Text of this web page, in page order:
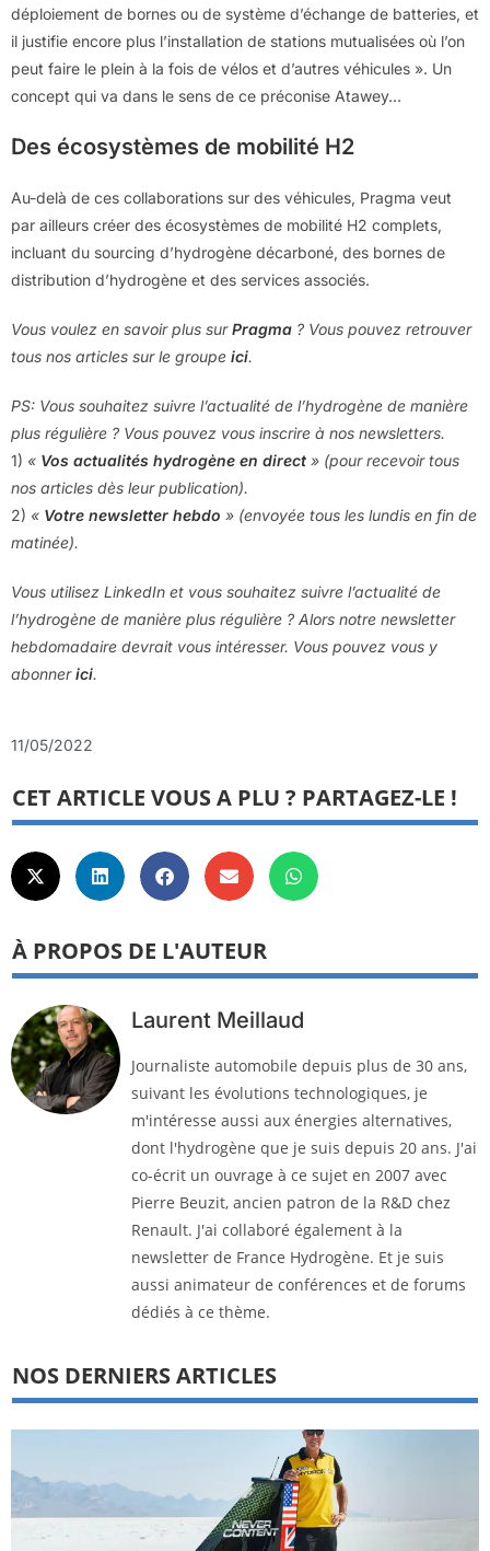
déploiement de bornes ou de système d’échange de batteries, et
il justifie encore plus l’installation de stations mutualisées où l’on
peut faire le plein à la fois de vélos et d’autres véhicules ». Un
concept qui va dans le sens de ce préconise Atawey…
Des écosystèmes de mobilité H2
Au-delà de ces collaborations sur des véhicules, Pragma veut
par ailleurs créer des écosystèmes de mobilité H2 complets,
incluant du sourcing d’hydrogène décarboné, des bornes de
distribution d’hydrogène et des services associés.
Vous voulez en savoir plus surPragma ? Vous pouvez retrouver
tous nos articles sur le groupe ici.
PS: Vous souhaitez suivre l’actualité de l’hydrogène de manière
plus régulière ? Vous pouvez vous inscrire à nos newsletters.
1) « Vos actualités hydrogène en direct » (pour recevoir tous
nos articles dès leur publication).
2) « Votre newsletter hebdo » (envoyée tous les lundis en fin de
matinée).
Vous utilisez LinkedIn et vous souhaitez suivre l’actualité de
l’hydrogène de manière plus régulière ? Alors notre newsletter
hebdomadaire devrait vous intéresser. Vous pouvez vous y
abonnerici.
11/05/2022
CET ARTICLE VOUS A PLU ? PARTAGEZ-LE !
À PROPOS DE L'AUTEUR
Laurent Meillaud
Journaliste automobile depuis plus de 30 ans,
suivant les évolutions technologiques, je
m'intéresse aussi aux énergies alternatives,
dont l'hydrogène que je suis depuis 20 ans. J'ai
co-écrit un ouvrage à ce sujet en 2007 avec
Pierre Beuzit, ancien patron de la R&D chez
Renault. J'ai collaboré également à la
newsletter de France Hydrogène. Et je suis
aussi animateur de conférences et de forums
dédiés à ce thème.
NOS DERNIERS ARTICLES